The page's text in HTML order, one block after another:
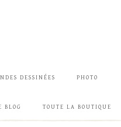
DESSINÉES PHOTO
BLOG TOUTE LA BOUTIQUE